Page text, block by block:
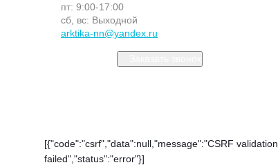
пт: 9:00-17:00
сб, вс: Выходной
arktika-nn@yandex.ru
[{"code":"csrf","data":null,"message":"CSRF validation
failed","status":"error"}]